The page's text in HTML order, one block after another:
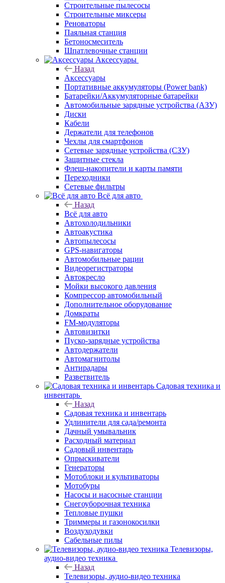
Строительные пылесосы
Строительные миксеры
Реноваторы
Паяльная станция
Бетоносмеситель
Шпатлевочные станции
Аксессуары
Назад
Аксессуары
Портативные аккумуляторы (Power bank)
Батарейки/Аккумуляторные батарейки
Автомобильные зарядные устройства (АЗУ)
Диски
Кабели
Держатели для телефонов
Чехлы для смартфонов
Сетевые зарядные устройства (СЗУ)
Защитные стекла
Флеш-накопители и карты памяти
Переходники
Сетевые фильтры
Всё для авто
Назад
Всё для авто
Автохолодильники
Автоакустика
Автопылесосы
GPS-навигаторы
Автомобильные рации
Видеорегистраторы
Автокресло
Мойки высокого давления
Компрессор автомобильный
Дополнительное оборудование
Домкраты
FM-модуляторы
Автовизитки
Пуско-зарядные устройства
Автодержатели
Автомагнитолы
Антирадары
Разветвитель
Садовая техника и
инвентарь
Назад
Садовая техника и инвентарь
Удлинители для сада/ремонта
Дачный умывальник
Расходный материал
Садовый инвентарь
Опрыскиватели
Генераторы
Мотоблоки и культиваторы
Мотобуры
Насосы и насосные станции
Снегоуборочная техника
Тепловые пушки
Триммеры и газонокосилки
Воздуходувки
Сабельные пилы
Телевизоры,
аудио-видео техника
Назад
Телевизоры, аудио-видео техника